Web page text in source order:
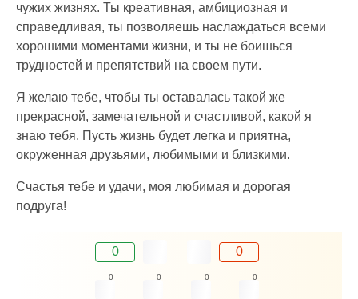
чужих жизнях. Ты креативная, амбициозная и
справедливая, ты позволяешь наслаждаться всеми
хорошими моментами жизни, и ты не боишься
трудностей и препятствий на своем пути.
Я желаю тебе, чтобы ты оставалась такой же
прекрасной, замечательной и счастливой, какой я
знаю тебя. Пусть жизнь будет легка и приятна,
окруженная друзьями, любимыми и близкими.
Счастья тебе и удачи, моя любимая и дорогая
подруга!
0 0
0 0 0 0